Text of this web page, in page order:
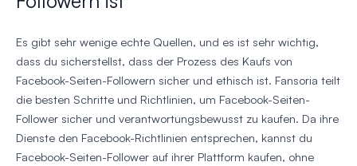
Es gibt sehr wenige echte Quellen, und es ist sehr wichtig,
dass du sicherstellst, dass der Prozess des Kaufs von
Facebook-Seiten-Followern sicher und ethisch ist. Fansoria teilt
die besten Schritte und Richtlinien, um Facebook-Seiten-
Follower sicher und verantwortungsbewusst zu kaufen. Da ihre
Dienste den Facebook-Richtlinien entsprechen, kannst du
Facebook-Seiten-Follower auf ihrer Plattform kaufen, ohne